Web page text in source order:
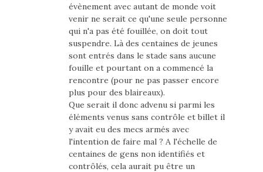
évènement avec autant de monde voit
venir ne serait ce qu'une seule personne
qui n'a pas été fouillée, on doit tout
suspendre. Là des centaines de jeunes
sont entrés dans le stade sans aucune
fouille et pourtant on a commencé la
rencontre (pour ne pas passer encore
plus pour des blaireaux).
Que serait il donc advenu si parmi les
éléments venus sans contrôle et billet il
y avait eu des mecs armés avec
l'intention de faire mal ? A l'échelle de
centaines de gens non identifiés et
contrôlés, cela aurait pu être un